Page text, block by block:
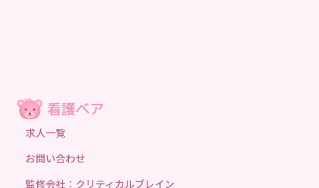
求人一覧
お問い合わせ
監修会社：クリティカルブレイン